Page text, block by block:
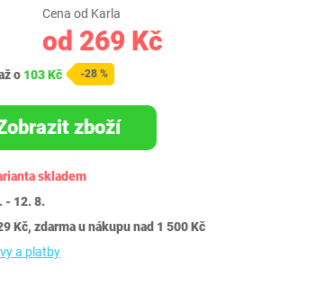
Cena od Karla
od 269 Kč
o 103 Kč -28 %
zboží
skladem
- 12. 8.
Kč, zdarma u nákupu nad 1 500 Kč
a platby